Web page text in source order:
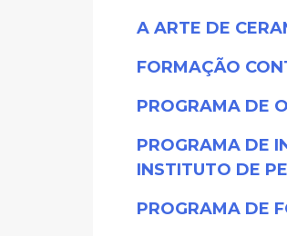
A ARTE DE
FORMAÇÃO
PROGRAMA DE
PROGRAMA DE
INSTITUTO DE
PROGRAMA DE